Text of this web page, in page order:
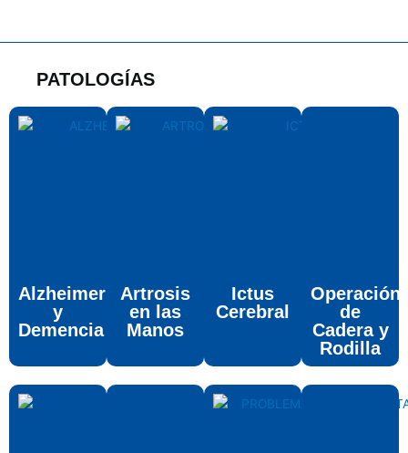
PATOLOGÍAS
Alzheimer
y
Demencia
Artrosis
en las
Manos
Ictus
Cerebral
Operación
de
Cadera y
Rodilla